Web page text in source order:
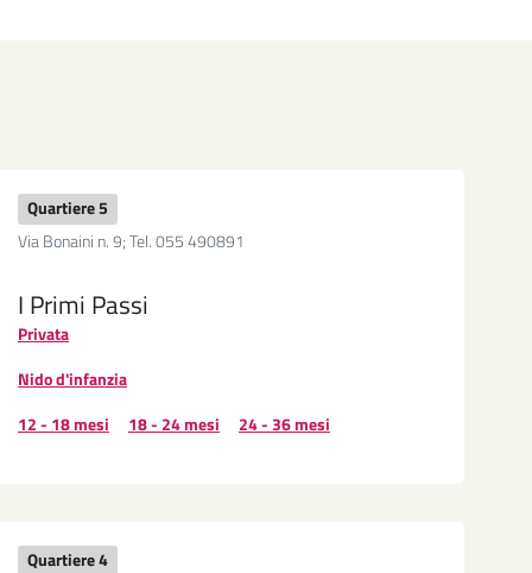
Quartiere 5
Via Bonaini n. 9; Tel. 055 490891
I Primi Passi
Privata
Nido d'infanzia
12 - 18 mesi
18 - 24 mesi 24 - 36 mesi
Quartiere 4